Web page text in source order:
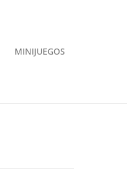
MINIJUEGOS